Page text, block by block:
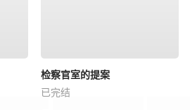
检察官室的提案
已完结